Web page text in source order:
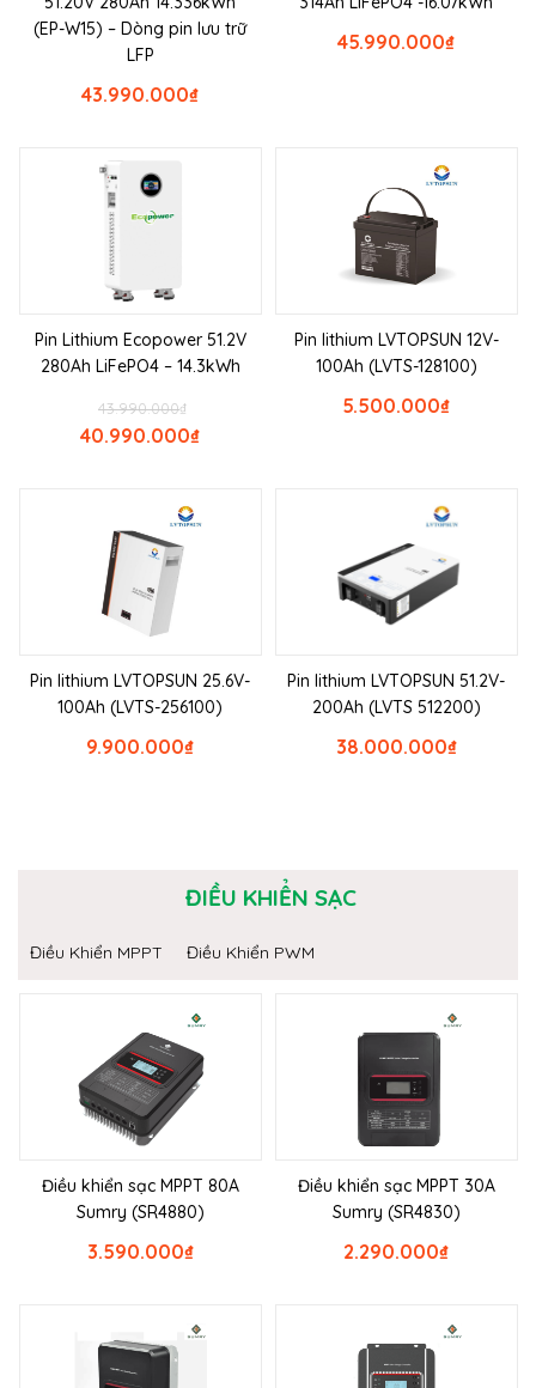
(EP-W15) – Dòng pin lưu trữ
LFP
₫
43.990.000
₫
45.990.000
Pin Lithium Ecopower 51.2V
280Ah LiFePO4 – 14.3kWh
₫
43.990.000
₫
40.990.000
Pin lithium LVTOPSUN 12V-
100Ah (LVTS-128100)
₫
5.500.000
Pin lithium LVTOPSUN 25.6V-
100Ah (LVTS-256100)
₫
9.900.000
Pin lithium LVTOPSUN 51.2V-
200Ah (LVTS 512200)
₫
38.000.000
ĐIỀU KHIỂN SẠC
Điều Khiển MPPT Điều Khiển PWM
Điều khiển sạc MPPT 80A
Sumry (SR4880)
₫
3.590.000
Điều khiển sạc MPPT 30A
Sumry (SR4830)
₫
2.290.000